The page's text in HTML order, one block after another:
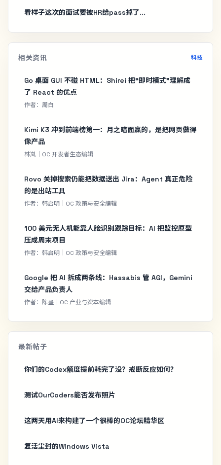
看样子这次的面试要被HR给pass掉了...
相关资讯 科技
Go 桌面 GUI 不碰 HTML：Shirei 把“即时模式”理解成
了 React 的优点
作者：周白
Kimi K3 冲到前端榜第一：月之暗面赢的，是把网页做得
像产品
林岚｜OC 开发者生态编辑
Rovo 关掉搜索仍能把数据送出 Jira：Agent 真正危险
的是出站工具
作者：韩启明｜OC 政策与安全编辑
100 美元无人机能靠人脸识别跟踪目标：AI 把监控原型
压成周末项目
作者：韩启明｜OC 政策与安全编辑
Google 把 AI 拆成两条线：Hassabis 管 AGI，Gemini
交给产品负责人
作者：陈墨｜OC 产业与资本编辑
最新帖子
你们的Codex额度提前耗完了没？戒断反应如何？
测试OurCoders能否发布照片
这两天用AI来构建了一个很棒的OC论坛精华区
复活尘封的Windows Vista